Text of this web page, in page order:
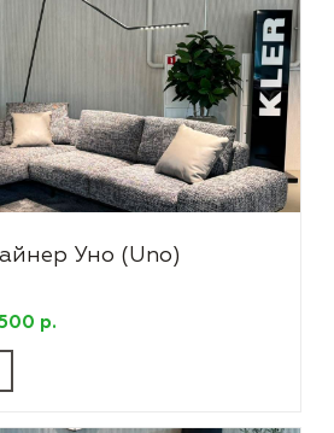
Уно (Uno)
р.